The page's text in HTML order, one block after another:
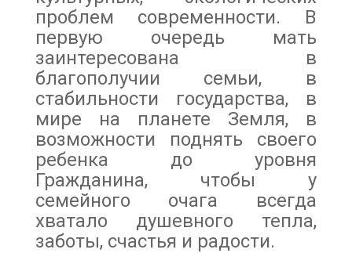
проблем современности. В
первую очередь мать
заинтересована в
благополучии семьи, в
стабильности государства, в
мире на планете Земля, в
возможности поднять своего
ребенка до уровня
Гражданина, чтобы у
семейного очага всегда
хватало душевного тепла,
заботы, счастья и радости.